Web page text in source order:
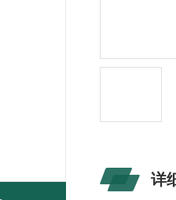
详